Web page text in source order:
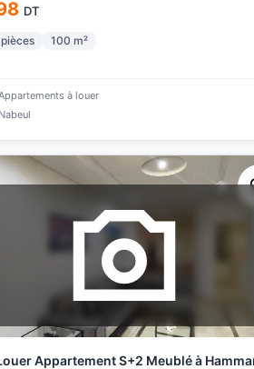
DT
pièces 100 m²
à louer
Nabeul
Appartement S+2 Meublé à